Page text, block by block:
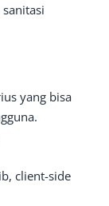
yang bisa
client-side